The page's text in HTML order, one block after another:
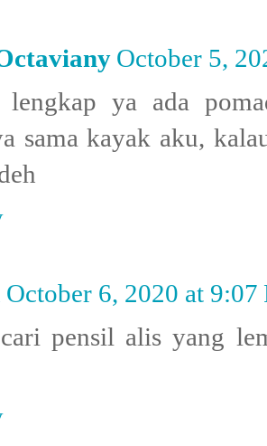
October 5,
lengkap ya ada
sama kayak aku,
October 6, 2020 at 9:07
pensil alis yang